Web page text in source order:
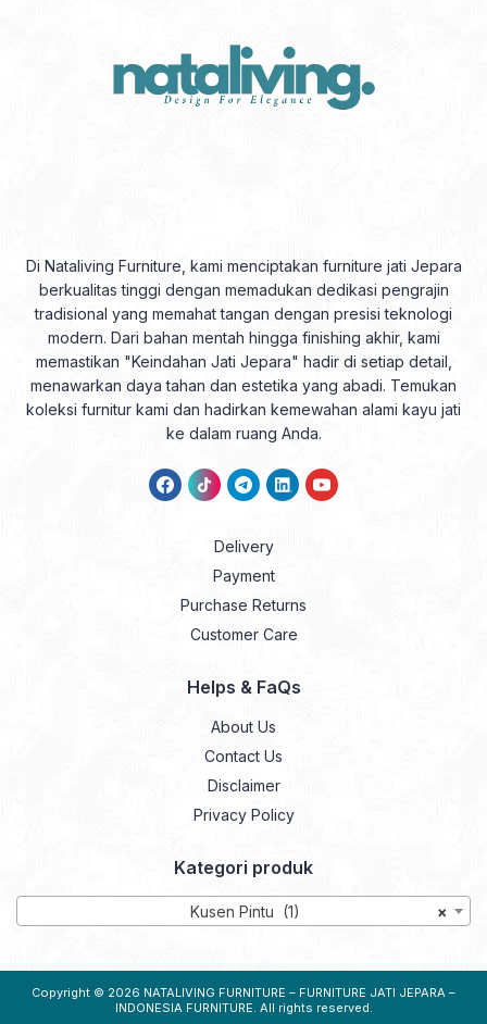
Di Nataliving Furniture, kami menciptakan furniture jati Jepara
berkualitas tinggi dengan memadukan dedikasi pengrajin
tradisional yang memahat tangan dengan presisi teknologi
modern. Dari bahan mentah hingga finishing akhir, kami
memastikan "Keindahan Jati Jepara" hadir di setiap detail,
menawarkan daya tahan dan estetika yang abadi. Temukan
koleksi furnitur kami dan hadirkan kemewahan alami kayu jati
ke dalam ruang Anda.
Delivery
Payment
Purchase Returns
Customer Care
Helps & FaQs
About Us
Contact Us
Disclaimer
Privacy Policy
Kategori produk
×
Kusen Pintu (1)
Copyright © 2026 NATALIVING FURNITURE – FURNITURE JATI JEPARA –
INDONESIA FURNITURE. All rights reserved.